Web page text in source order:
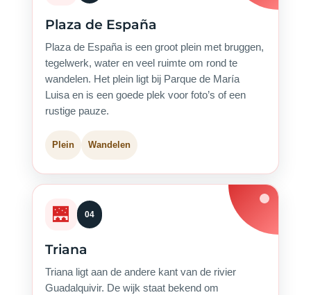
Plaza de España
Plaza de España is een groot plein met bruggen,
tegelwerk, water en veel ruimte om rond te
wandelen. Het plein ligt bij Parque de María
Luisa en is een goede plek voor foto’s of een
rustige pauze.
Plein Wandelen
🌉 04
Triana
Triana ligt aan de andere kant van de rivier
Guadalquivir. De wijk staat bekend om